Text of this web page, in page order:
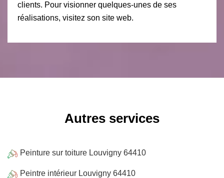
clients. Pour visionner quelques-unes de ses
réalisations, visitez son site web.
Autres services
Peinture sur toiture Louvigny 64410
Peintre intérieur Louvigny 64410